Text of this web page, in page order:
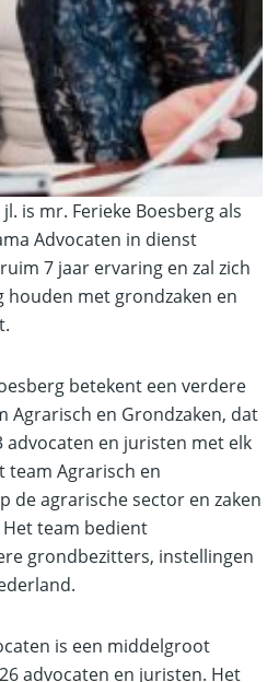
is mr. Ferieke Boesberg als
Advocaten in dienst
7 jaar ervaring en zal zich
houden met grondzaken en
betekent een verdere
Agrarisch en Grondzaken, dat
en juristen met elk
team Agrarisch en
de agrarische sector en zaken
team bedient
grondbezitters, instellingen
is een middelgroot
advocaten en juristen. Het